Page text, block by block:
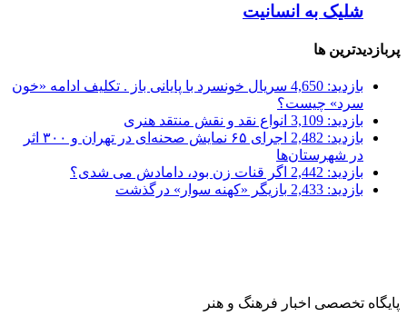
شلیک به انسانیت
پربازدیدترین ها
بازدید: 4,650
سریال خونسرد با پایانی باز . تکلیف ادامه «خون
سرد» چیست؟
بازدید: 3,109
انواع نقد و نقش منتقد هنری
بازدید: 2,482
اجرای ۶۵ نمایش صحنه‌ای در تهران و ۳۰۰ اثر
در شهرستان‌ها
بازدید: 2,442
اگر قنات زن بود، دامادش می شدی؟
بازدید: 2,433
بازیگر «کهنه سوار» درگذشت
پایگاه تخصصی اخبار فرهنگ و هنر